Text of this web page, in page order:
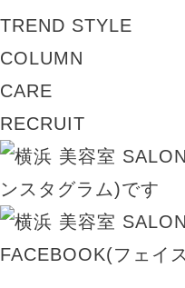
TREND STYLE
COLUMN
CARE
RECRUIT